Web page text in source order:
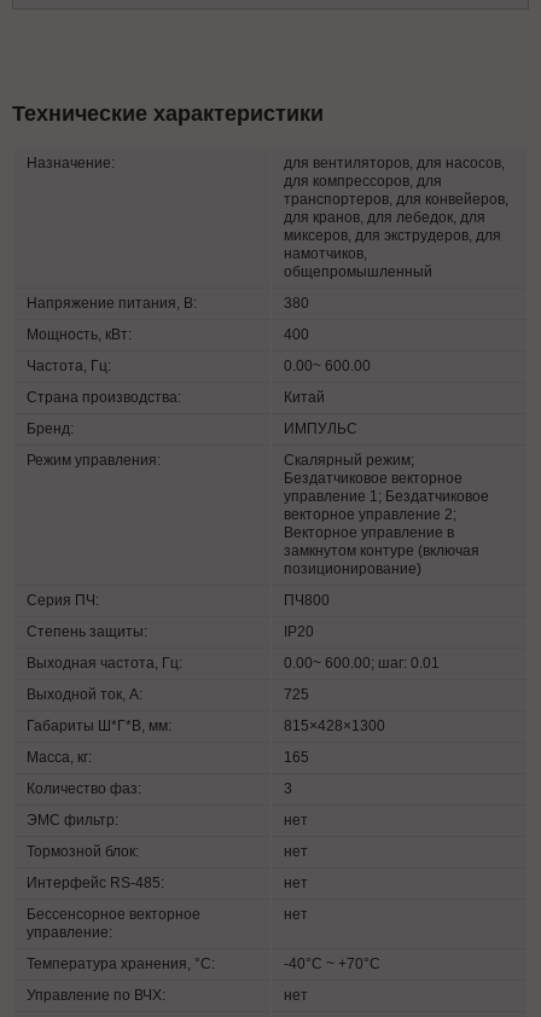
Технические характеристики
Назначение:
для вентиляторов, для насосов,
для компрессоров, для
транспортеров, для конвейеров,
для кранов, для лебедок, для
миксеров, для экструдеров, для
намотчиков,
общепромышленный
Напряжение питания, В:
380
Мощность, кВт:
400
Частота, Гц:
0.00~ 600.00
Страна производства:
Китай
Бренд:
ИМПУЛЬС
Режим управления:
Скалярный режим;
Бездатчиковое векторное
управление 1; Бездатчиковое
векторное управление 2;
Векторное управление в
замкнутом контуре (включая
позиционирование)
Серия ПЧ:
ПЧ800
Степень защиты:
IP20
Выходная частота, Гц:
0.00~ 600.00; шаг: 0.01
Выходной ток, А:
725
Габариты Ш*Г*В, мм:
815×428×1300
Масса, кг:
165
Количество фаз:
3
ЭМС фильтр:
нет
Тормозной блок:
нет
Интерфейс RS-485:
нет
Бессенсорное векторное
управление:
нет
Температура хранения, °C:
-40°C ~ +70°C
Управление по ВЧХ:
нет